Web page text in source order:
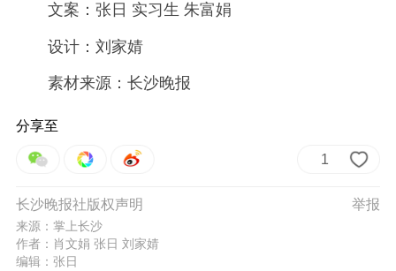
文案：张日 实习生 朱富娟
设计：刘家婧
素材来源：长沙晚报
分享至
1
举报
长沙晚报社版权声明
来源：掌上长沙
作者：肖文娟 张日 刘家婧
编辑：张日